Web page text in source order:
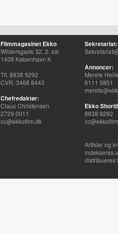
Filmmagasinet Ekko
Wildersgade 32, 2. sal
1408 København K
Tlf. 8838 9292
CVR. 3468 8443
Chefredaktør:
Claus Christensen
2729 0011
cc@ekkofilm.dk
Sekretariat:
Annoncer:
Merete
6111 5851
Ekko
8838 9292
Artikler og
indekseres
distribueres